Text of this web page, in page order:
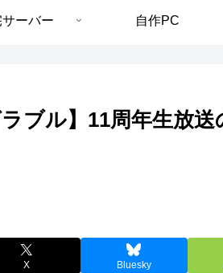
サーバー 自作PC
ラブル】11周年生放
X Bluesky